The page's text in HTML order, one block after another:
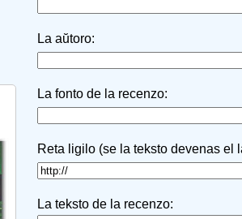
La aŭtoro:
La fonto de la recenzo:
Reta ligilo (se la teksto devenas el
La teksto de la recenzo: